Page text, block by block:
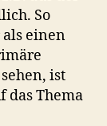
So
einen
ist
das Thema